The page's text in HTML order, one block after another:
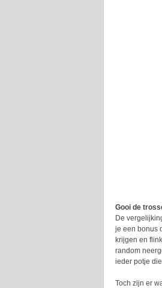
Gooi de
De
je een bonus
krijgen en
random
ieder potje
Toch zijn er